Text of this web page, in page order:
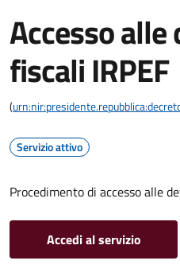
Accesso
fiscali IRPEF
(
Servizio attivo
Procedimento di accesso alle
Accedi al servizio